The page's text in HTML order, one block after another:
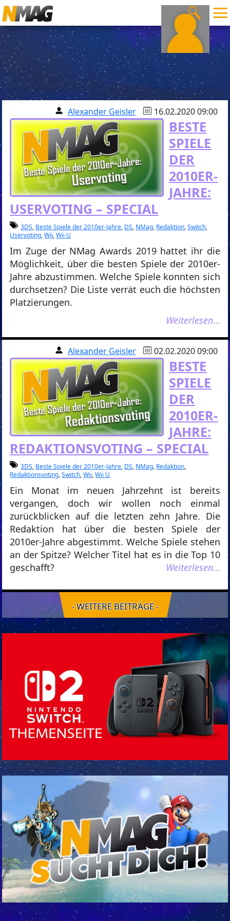
Alexander Geisler 16.02.2020 09:00
BESTE
SPIELE
DER
2010ER-
JAHRE:
USERVOTING – SPECIAL
3DS, Beste Spiele der 2010er-Jahre, DS, NMag, Redaktion,Switch,
Uservoting,Wii,Wii U
Im Zuge der NMag Awards 2019 hattet ihr die
Möglichkeit, über die besten Spiele der 2010er-
Jahre abzustimmen. Welche Spiele konnten sich
durchsetzen? Die Liste verrät euch die höchsten
Platzierungen.
Weiterlesen…
Alexander Geisler 02.02.2020 09:00
BESTE
SPIELE
DER
2010ER-
JAHRE:
REDAKTIONSVOTING – SPECIAL
3DS, Beste Spiele der 2010er-Jahre, DS, NMag, Redaktion,
Redaktionsvoting,Switch,Wii,Wii U
Ein Monat im neuen Jahrzehnt ist bereits
vergangen, doch wir wollen noch einmal
zurückblicken auf die letzten zehn Jahre. Die
Redaktion hat über die besten Spiele der
2010er-Jahre abgestimmt. Welche Spiele stehen
an der Spitze? Welcher Titel hat es in die Top 10
geschafft?
Weiterlesen…
- WEITERE BEITRÄGE -